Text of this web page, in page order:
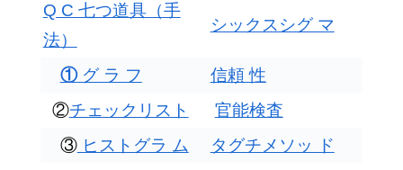
Q C 七つ道具（手
法）
シックスシグ マ
①グ ラ フ
信頼 性
②チェックリスト
官能検査
③ヒストグラ ム タグチメソッ ド